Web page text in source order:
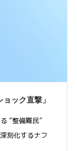
ック直撃」
“整備難民”
刻化するナフ